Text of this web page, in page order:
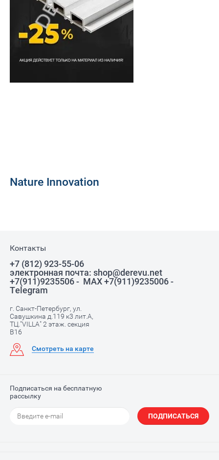
Nature Innovation
Контакты
+7 (812) 923-55-06
электронная почта: shop@derevu.net
+7(911)9235506 - MAX +7(911)9235006 -
Telegram
г. Санкт-Петербург, ул.
Савушкина д.119 к3 лит.А,
ТЦ."VILLA" 2 этаж. секция
В16
Смотреть на карте
Подписаться на бесплатную
рассылку
ПОДПИСАТЬСЯ